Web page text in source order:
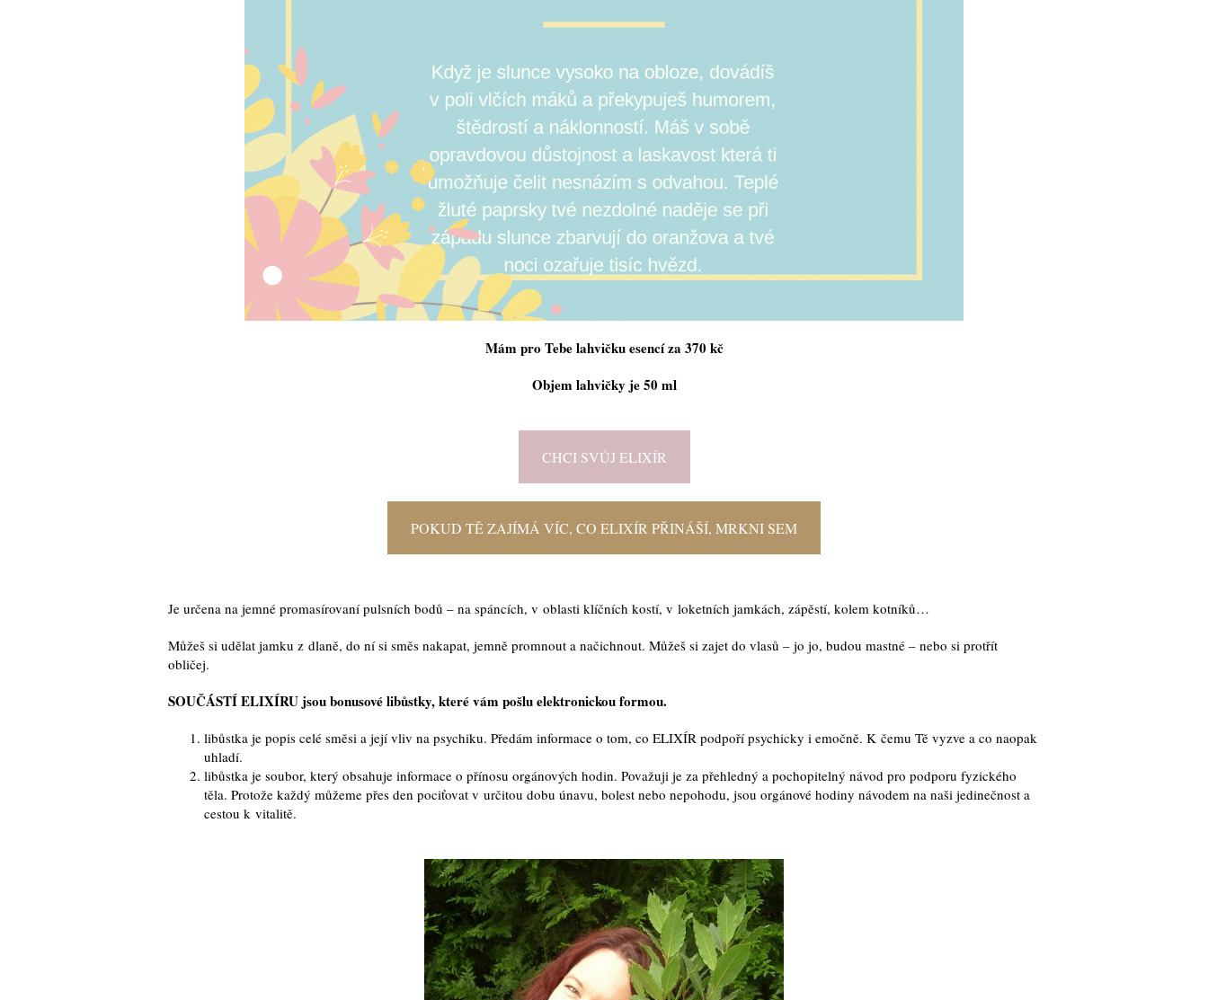
Mám pro Tebe lahvičku esencí za 370 kč
Objem lahvičky je 50 ml
CHCI SVŮJ ELIXÍR
POKUD TĚ ZAJÍMÁ VÍC, CO ELIXÍR PŘINÁŠÍ, MRKNI SEM
Je určena na jemné promasírovaní pulsních bodů – na spáncích, v oblasti klíčních kostí, v loketních jamkách, zápěstí, kolem kotníků…
Můžeš si udělat jamku z dlaně, do ní si směs nakapat, jemně promnout a načichnout. Můžeš si zajet do vlasů – jo jo, budou mastné – nebo si protřít
obličej.
SOUČÁSTÍ ELIXÍRU jsou bonusové libůstky, které vám pošlu elektronickou formou.
libůstka je popis celé směsi a její vliv na psychiku. Předám informace o tom, co ELIXÍR podpoří psychicky i emočně. K čemu Tě vyzve a co naopak
uhladí.
libůstka je soubor, který obsahuje informace o přínosu orgánových hodin. Považuji je za přehledný a pochopitelný návod pro podporu fyzického
těla. Protože každý můžeme přes den pociťovat v určitou dobu únavu, bolest nebo nepohodu, jsou orgánové hodiny návodem na naši jedinečnost a
cestou k vitalitě.